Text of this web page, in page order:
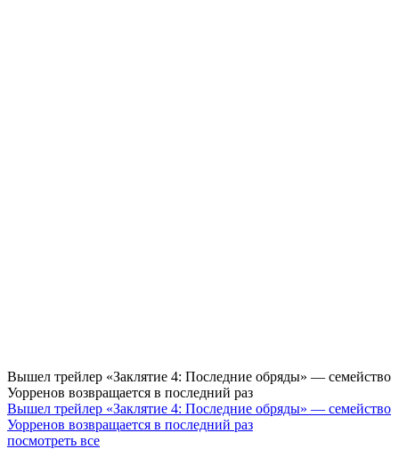
Вышел трейлер «Заклятие 4: Последние обряды» — семейство
Уорренов возвращается в последний раз
Вышел трейлер «Заклятие 4: Последние обряды» — семейство
Уорренов возвращается в последний раз
посмотреть все